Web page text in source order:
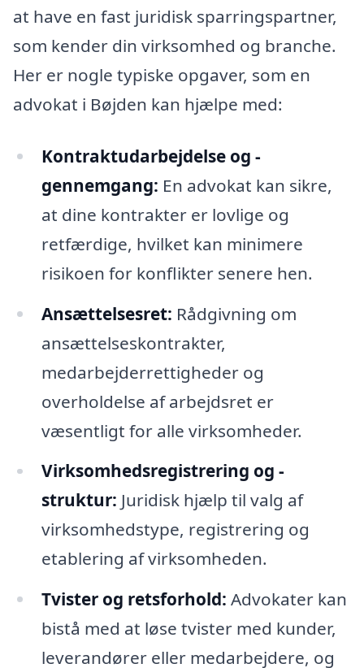
at have en fast juridisk sparringspartner,
som kender din virksomhed og branche.
Her er nogle typiske opgaver, som en
advokat i Bøjden kan hjælpe med:
Kontraktudarbejdelse og -
gennemgang: En advokat kan sikre,
at dine kontrakter er lovlige og
retfærdige, hvilket kan minimere
risikoen for konflikter senere hen.
Ansættelsesret: Rådgivning om
ansættelseskontrakter,
medarbejderrettigheder og
overholdelse af arbejdsret er
væsentligt for alle virksomheder.
Virksomhedsregistrering og -
struktur: Juridisk hjælp til valg af
virksomhedstype, registrering og
etablering af virksomheden.
Tvister og retsforhold: Advokater kan
bistå med at løse tvister med kunder,
leverandører eller medarbejdere, og